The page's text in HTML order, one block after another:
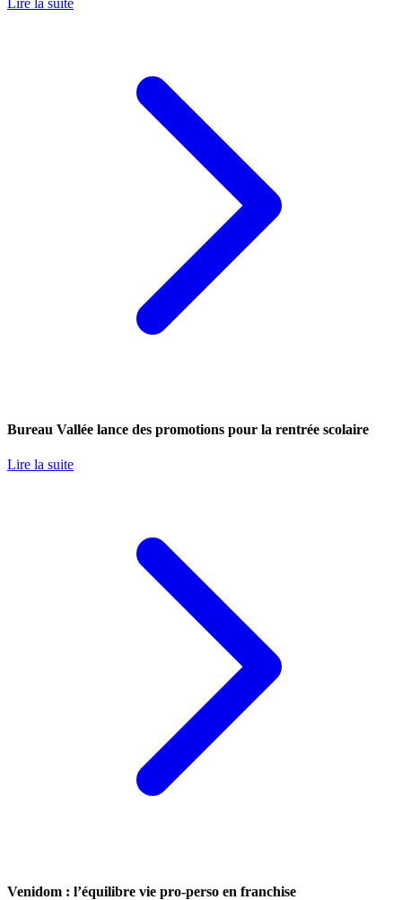
Bureau Vallée lance des promotions pour la rentrée scolaire
Lire la suite
Venidom : l’équilibre vie pro-perso en franchise